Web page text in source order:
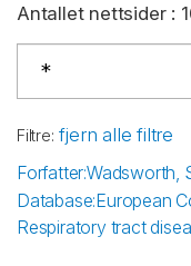
Antallet nettsider:
Filtre: fjern alle filtre
Forfatter:Wadsworth,
Database:European
Respiratory tract